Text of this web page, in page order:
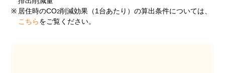
※ 居住時のCO2削減効果（1台あたり）の算出条件については、
こちら をご覧ください。